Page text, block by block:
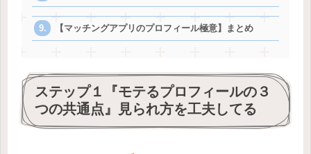
【マッチングアプリのプロフィール極意】まとめ
ステップ１『モテるプロフィールの３
つの共通点』見られ方を工夫してる